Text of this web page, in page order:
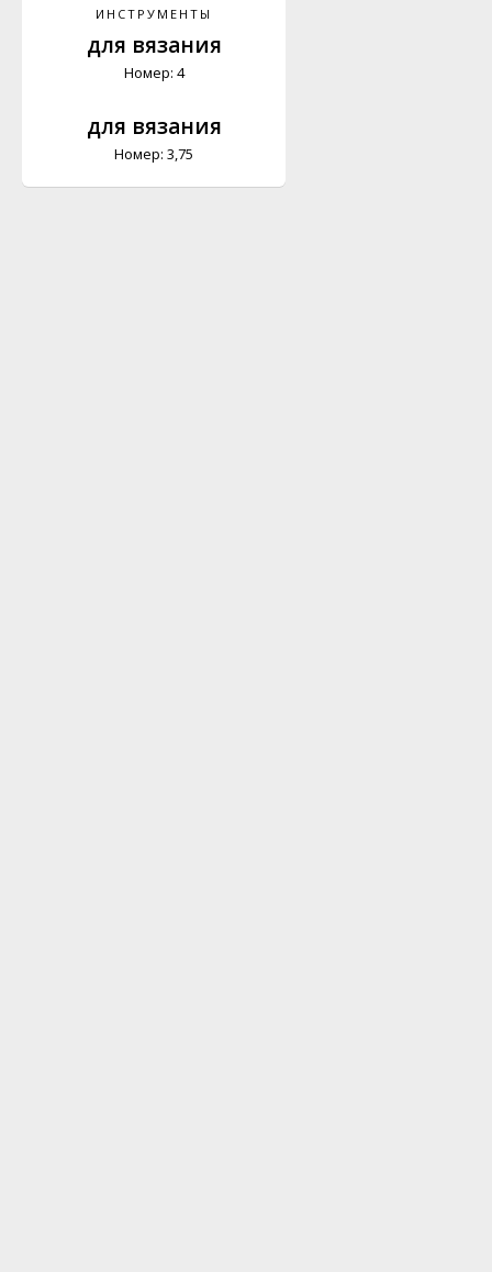
ИНСТРУМЕНТЫ
для вязания
Номер: 4
для вязания
Номер: 3,75